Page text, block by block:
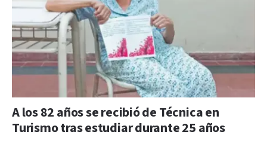
A los 82 años se recibió de Técnica en
Turismo tras estudiar durante 25 años